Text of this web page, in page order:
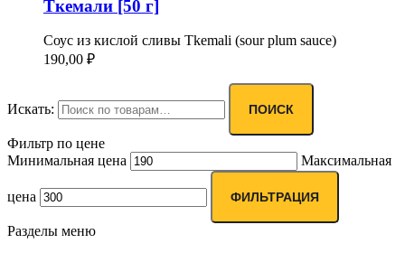
Ткемали [50 г]
Соус из кислой сливы Tkemali (sour plum sauce)
190,00 ₽
Искать: ПОИСК
Фильтр по цене
Минимальная цена
Максимальная
цена ФИЛЬТРАЦИЯ
Разделы меню